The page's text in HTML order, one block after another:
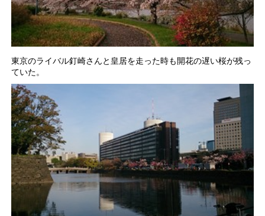
東京のライバル釘崎さんと皇居を走った時も開花の遅い桜が残っ
ていた。